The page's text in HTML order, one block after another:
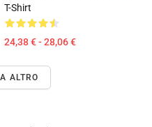
T-Shirt
24,38 € - 28,06 €
ALTRO